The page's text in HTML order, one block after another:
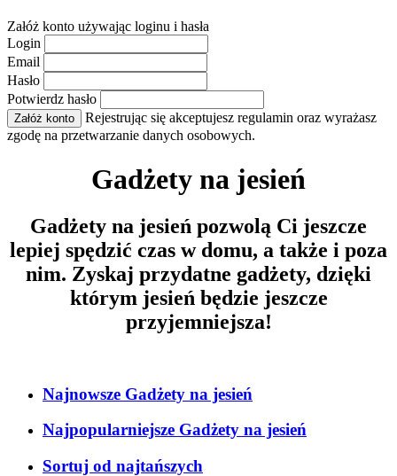
Załóż konto używając loginu i hasła
Login
Email
Hasło
Potwierdz hasło
Załóż konto
Rejestrując się akceptujesz regulamin oraz wyrażasz
zgodę na przetwarzanie danych osobowych.
Gadżety na jesień
Gadżety na jesień pozwolą Ci jeszcze
lepiej spędzić czas w domu, a także i poza
nim. Zyskaj przydatne gadżety, dzięki
którym jesień będzie jeszcze
przyjemniejsza!
Najnowsze Gadżety na jesień
Najpopularniejsze Gadżety na jesień
Sortuj od najtańszych